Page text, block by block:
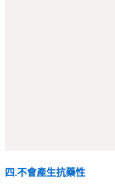
四.不會產生抗藥性